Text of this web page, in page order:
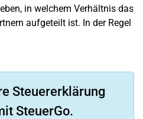
in welchem Verhältnis das
aufgeteilt ist. In der Regel
Steuererklärung
SteuerGo.